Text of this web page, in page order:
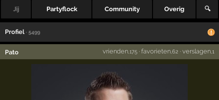
Jij Partyflock Community Overig 🔍
Profiel · 5499
Pato vrienden,175· favorieten,62 · verslagen,1